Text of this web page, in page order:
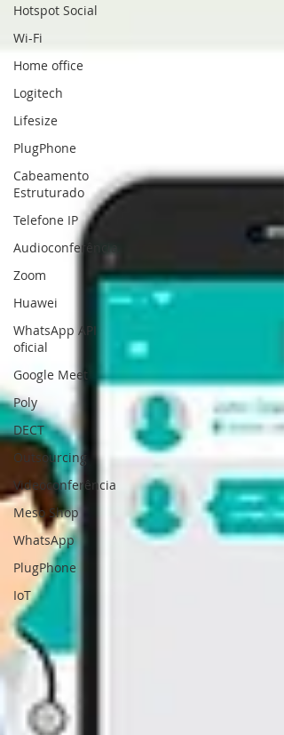
Hotspot Social
Wi-Fi
Home office
Logitech
Lifesize
PlugPhone
Cabeamento
Estruturado
Telefone IP
Audioconferência
Zoom
Huawei
WhatsApp API
oficial
Google Meet
Poly
DECT
Outsourcing
Videoconferência
Meso Shop
WhatsApp
PlugPhone
IoT